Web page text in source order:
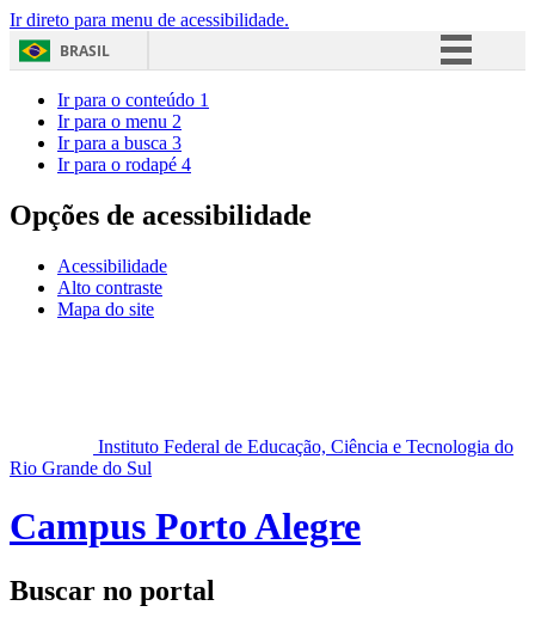
Ir direto para menu de acessibilidade.
BRASIL
Acesso à informação
Ir para o conteúdo 1
Ir para o menu 2
Ir para a busca 3
Ir para o rodapé 4
Opções de acessibilidade
Acessibilidade
Alto contraste
Mapa do site
Instituto Federal de Educação, Ciência e Tecnologia do
Rio Grande do Sul
Campus Porto Alegre
Buscar no portal